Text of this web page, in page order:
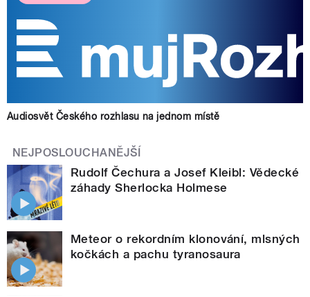
Audiosvět Českého rozhlasu na jednom místě
NEJPOSLOUCHANĚJŠÍ
Rudolf Čechura a Josef Kleibl: Vědecké
záhady Sherlocka Holmese
Meteor o rekordním klonování, mlsných
kočkách a pachu tyranosaura